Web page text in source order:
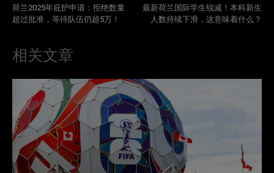
荷兰2025年庇护申请：拒绝数量
超过批准，等待队伍仍超5万！
最新荷兰国际学生锐减！本科新生
人数持续下滑，这意味着什么？
相关文章